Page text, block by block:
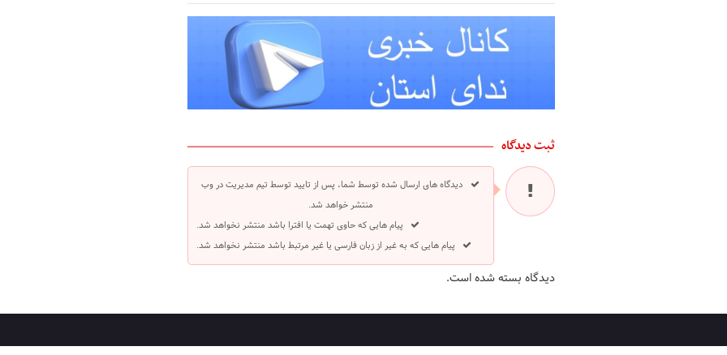
ثبت دیدگاه
دیدگاه های ارسال شده توسط شما، پس از تایید توسط تیم مدیریت در وب
منتشر خواهد شد.
پیام هایی که حاوی تهمت یا افترا باشد منتشر نخواهد شد.
پیام هایی که به غیر از زبان فارسی یا غیر مرتبط باشد منتشر نخواهد شد.
دیدگاه بسته شده است.